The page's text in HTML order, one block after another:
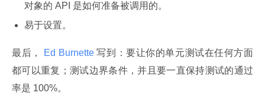
对象的 API 是如何准备被调用的。
易于设置。
最后， Ed Burnette 写到：要让你的单元测试在任何方面
都可以重复；测试边界条件，并且要一直保持测试的通过
率是 100%。